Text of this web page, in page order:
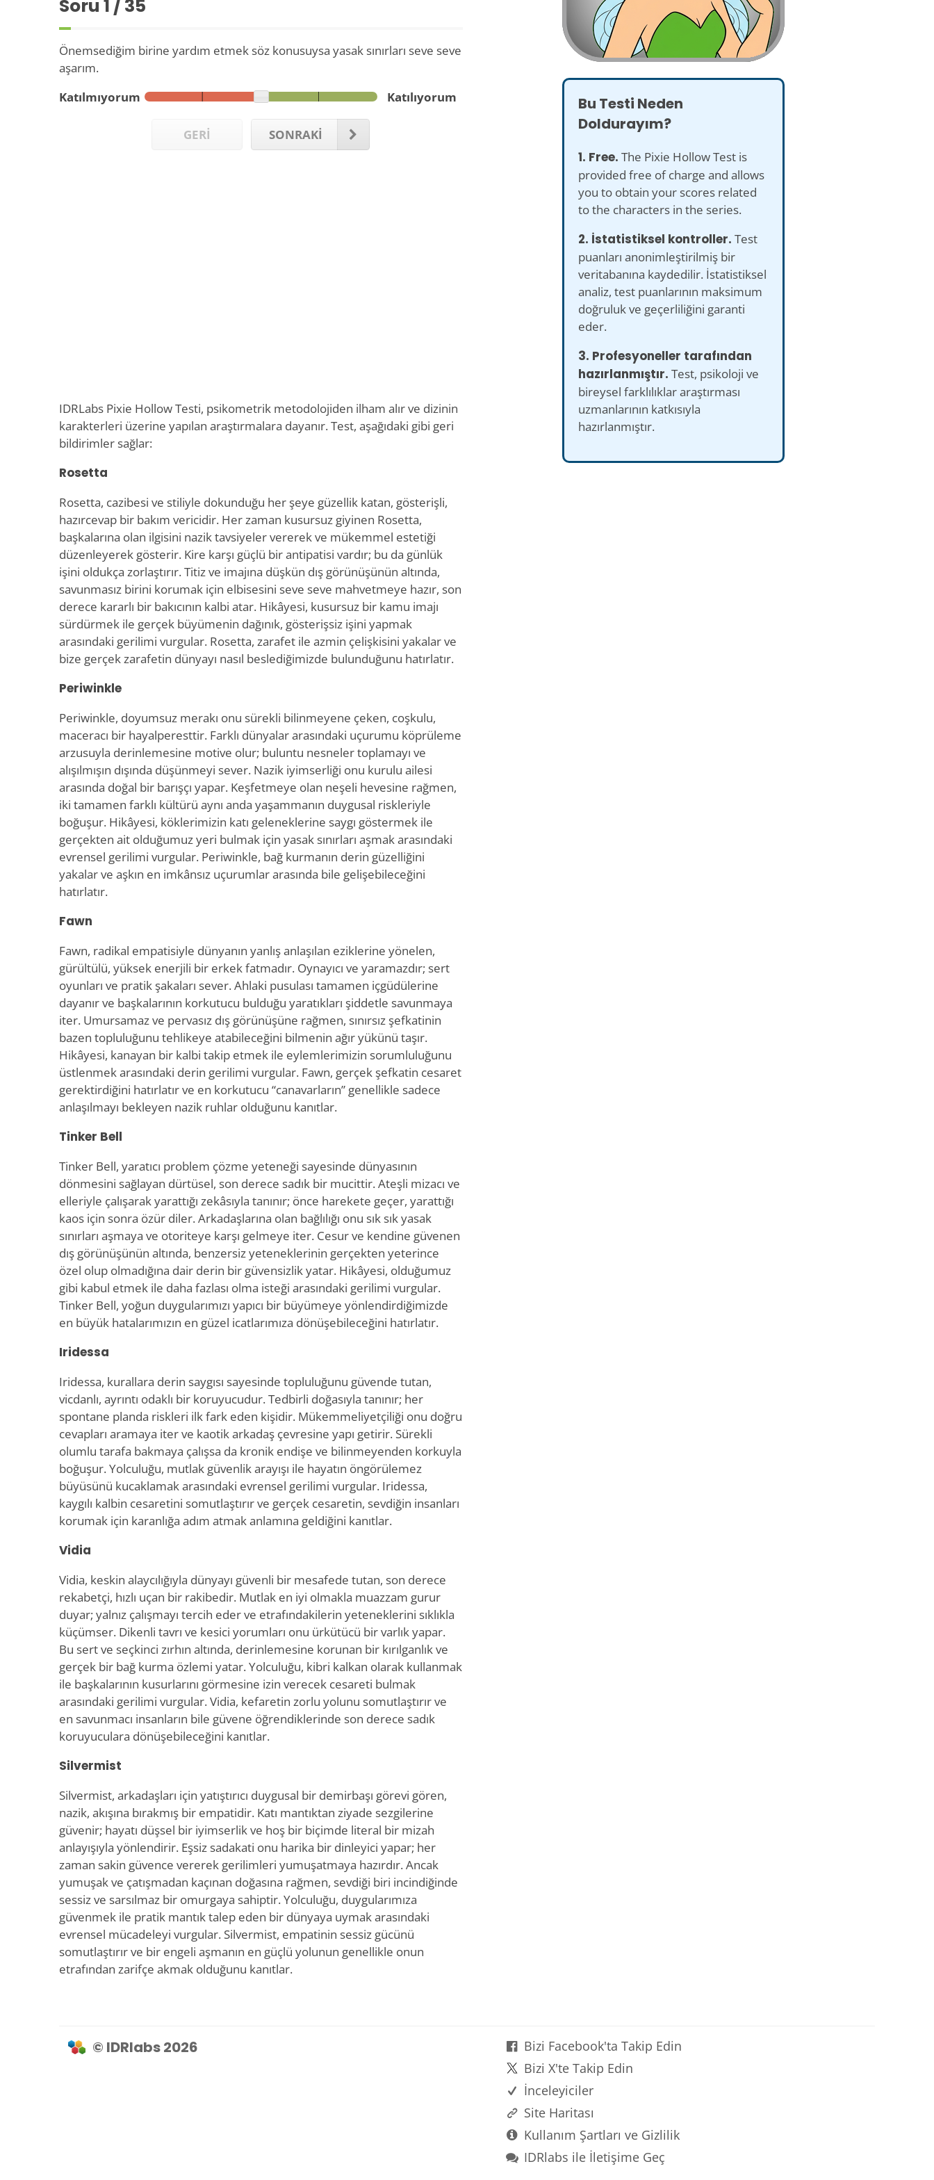
Soru 1 / 35
Önemsediğim birine yardım etmek söz konusuysa yasak sınırları seve seve
aşarım.
Katılmıyorum
Katılıyorum
GERİ SONRAKİ
IDRLabs Pixie Hollow Testi, psikometrik metodolojiden ilham alır ve dizinin
karakterleri üzerine yapılan araştırmalara dayanır. Test, aşağıdaki gibi geri
bildirimler sağlar:
Rosetta
Rosetta, cazibesi ve stiliyle dokunduğu her şeye güzellik katan, gösterişli,
hazırcevap bir bakım vericidir. Her zaman kusursuz giyinen Rosetta,
başkalarına olan ilgisini nazik tavsiyeler vererek ve mükemmel estetiği
düzenleyerek gösterir. Kire karşı güçlü bir antipatisi vardır; bu da günlük
işini oldukça zorlaştırır. Titiz ve imajına düşkün dış görünüşünün altında,
savunmasız birini korumak için elbisesini seve seve mahvetmeye hazır, son
derece kararlı bir bakıcının kalbi atar. Hikâyesi, kusursuz bir kamu imajı
sürdürmek ile gerçek büyümenin dağınık, gösterişsiz işini yapmak
arasındaki gerilimi vurgular. Rosetta, zarafet ile azmin çelişkisini yakalar ve
bize gerçek zarafetin dünyayı nasıl beslediğimizde bulunduğunu hatırlatır.
Periwinkle
Periwinkle, doyumsuz merakı onu sürekli bilinmeyene çeken, coşkulu,
maceracı bir hayalperesttir. Farklı dünyalar arasındaki uçurumu köprüleme
arzusuyla derinlemesine motive olur; buluntu nesneler toplamayı ve
alışılmışın dışında düşünmeyi sever. Nazik iyimserliği onu kurulu ailesi
arasında doğal bir barışçı yapar. Keşfetmeye olan neşeli hevesine rağmen,
iki tamamen farklı kültürü aynı anda yaşammanın duygusal riskleriyle
boğuşur. Hikâyesi, köklerimizin katı geleneklerine saygı göstermek ile
gerçekten ait olduğumuz yeri bulmak için yasak sınırları aşmak arasındaki
evrensel gerilimi vurgular. Periwinkle, bağ kurmanın derin güzelliğini
yakalar ve aşkın en imkânsız uçurumlar arasında bile gelişebileceğini
hatırlatır.
Fawn
Fawn, radikal empatisiyle dünyanın yanlış anlaşılan eziklerine yönelen,
gürültülü, yüksek enerjili bir erkek fatmadır. Oynayıcı ve yaramazdır; sert
oyunları ve pratik şakaları sever. Ahlaki pusulası tamamen içgüdülerine
dayanır ve başkalarının korkutucu bulduğu yaratıkları şiddetle savunmaya
iter. Umursamaz ve pervasız dış görünüşüne rağmen, sınırsız şefkatinin
bazen topluluğunu tehlikeye atabileceğini bilmenin ağır yükünü taşır.
Hikâyesi, kanayan bir kalbi takip etmek ile eylemlerimizin sorumluluğunu
üstlenmek arasındaki derin gerilimi vurgular. Fawn, gerçek şefkatin cesaret
gerektirdiğini hatırlatır ve en korkutucu “canavarların” genellikle sadece
anlaşılmayı bekleyen nazik ruhlar olduğunu kanıtlar.
Tinker Bell
Tinker Bell, yaratıcı problem çözme yeteneği sayesinde dünyasının
dönmesini sağlayan dürtüsel, son derece sadık bir mucittir. Ateşli mizacı ve
elleriyle çalışarak yarattığı zekâsıyla tanınır; önce harekete geçer, yarattığı
kaos için sonra özür diler. Arkadaşlarına olan bağlılığı onu sık sık yasak
sınırları aşmaya ve otoriteye karşı gelmeye iter. Cesur ve kendine güvenen
dış görünüşünün altında, benzersiz yeteneklerinin gerçekten yeterince
özel olup olmadığına dair derin bir güvensizlik yatar. Hikâyesi, olduğumuz
gibi kabul etmek ile daha fazlası olma isteği arasındaki gerilimi vurgular.
Tinker Bell, yoğun duygularımızı yapıcı bir büyümeye yönlendirdiğimizde
en büyük hatalarımızın en güzel icatlarımıza dönüşebileceğini hatırlatır.
Iridessa
Iridessa, kurallara derin saygısı sayesinde topluluğunu güvende tutan,
vicdanlı, ayrıntı odaklı bir koruyucudur. Tedbirli doğasıyla tanınır; her
spontane planda riskleri ilk fark eden kişidir. Mükemmeliyetçiliği onu doğru
cevapları aramaya iter ve kaotik arkadaş çevresine yapı getirir. Sürekli
olumlu tarafa bakmaya çalışsa da kronik endişe ve bilinmeyenden korkuyla
boğuşur. Yolculuğu, mutlak güvenlik arayışı ile hayatın öngörülemez
büyüsünü kucaklamak arasındaki evrensel gerilimi vurgular. Iridessa,
kaygılı kalbin cesaretini somutlaştırır ve gerçek cesaretin, sevdiğin insanları
korumak için karanlığa adım atmak anlamına geldiğini kanıtlar.
Vidia
Vidia, keskin alaycılığıyla dünyayı güvenli bir mesafede tutan, son derece
rekabetçi, hızlı uçan bir rakibedir. Mutlak en iyi olmakla muazzam gurur
duyar; yalnız çalışmayı tercih eder ve etrafındakilerin yeteneklerini sıklıkla
küçümser. Dikenli tavrı ve kesici yorumları onu ürkütücü bir varlık yapar.
Bu sert ve seçkinci zırhın altında, derinlemesine korunan bir kırılganlık ve
gerçek bir bağ kurma özlemi yatar. Yolculuğu, kibri kalkan olarak kullanmak
ile başkalarının kusurlarını görmesine izin verecek cesareti bulmak
arasındaki gerilimi vurgular. Vidia, kefaretin zorlu yolunu somutlaştırır ve
en savunmacı insanların bile güvene öğrendiklerinde son derece sadık
koruyuculara dönüşebileceğini kanıtlar.
Silvermist
Silvermist, arkadaşları için yatıştırıcı duygusal bir demirbaşı görevi gören,
nazik, akışına bırakmış bir empatidir. Katı mantıktan ziyade sezgilerine
güvenir; hayatı düşsel bir iyimserlik ve hoş bir biçimde literal bir mizah
anlayışıyla yönlendirir. Eşsiz sadakati onu harika bir dinleyici yapar; her
zaman sakin güvence vererek gerilimleri yumuşatmaya hazırdır. Ancak
yumuşak ve çatışmadan kaçınan doğasına rağmen, sevdiği biri incindiğinde
sessiz ve sarsılmaz bir omurgaya sahiptir. Yolculuğu, duygularımıza
güvenmek ile pratik mantık talep eden bir dünyaya uymak arasındaki
evrensel mücadeleyi vurgular. Silvermist, empatinin sessiz gücünü
somutlaştırır ve bir engeli aşmanın en güçlü yolunun genellikle onun
etrafından zarifçe akmak olduğunu kanıtlar.
Bu Testi Neden
Doldurayım?
1. Free. The Pixie Hollow Test is
provided free of charge and allows
you to obtain your scores related
to the characters in the series.
2. İstatistiksel kontroller. Test
puanları anonimleştirilmiş bir
veritabanına kaydedilir. İstatistiksel
analiz, test puanlarının maksimum
doğruluk ve geçerliliğini garanti
eder.
3. Profesyoneller tarafından
hazırlanmıştır. Test, psikoloji ve
bireysel farklılıklar araştırması
uzmanlarının katkısıyla
hazırlanmıştır.
© IDRlabs 2026
Bizi Facebook'ta Takip Edin
Bizi X'te Takip Edin
İnceleyiciler
Site Haritası
Kullanım Şartları ve Gizlilik
IDRlabs ile İletişime Geç